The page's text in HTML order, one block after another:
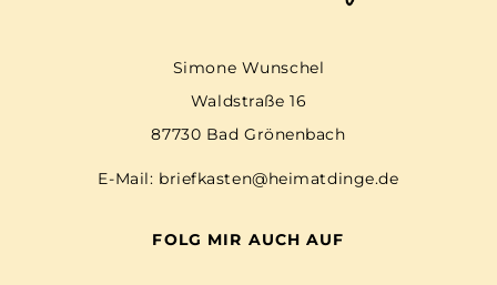
Simone Wunschel
Waldstraße 16
87730 Bad Grönenbach
E-Mail: briefkasten@heimatdinge.de
FOLG MIR AUCH AUF